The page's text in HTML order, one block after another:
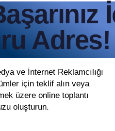
Adres!
ve İnternet Reklamcılığı
için teklif alın veya
üzere online toplantı
oluşturun.